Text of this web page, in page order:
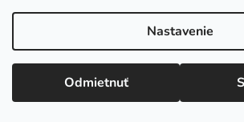
Nastavenie
Odmietnuť
🆕 Novinka: Osobný odber v Prešove! Objednaj si
si ju osobne už na druhý deň z Casa del Cafe! 📍
Slovenská 24, Prešov ⏱️ Dodacia doba: len 1 deň